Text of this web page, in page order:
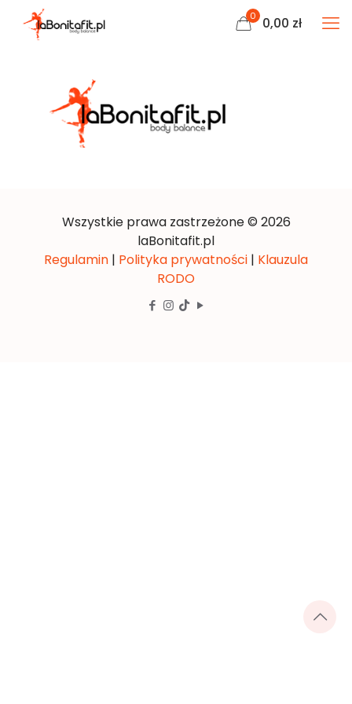
0 0,00 zł
Wszystkie prawa zastrzeżone © 2026
laBonitafit.pl
Regulamin | Polityka prywatności | Klauzula
RODO